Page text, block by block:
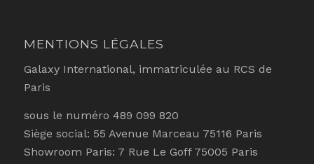
MENTIONS LÉGALES
Galaxy International, immatriculée au RCS de
Paris
sous le numéro 489 099 820
Siège social: 55 Avenue Marceau 75116 Paris
Showroom Paris: 7 Rue Le Goff 75005 Paris